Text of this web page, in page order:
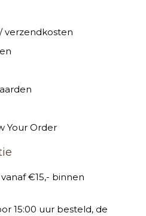
verzendkosten
Your Order
€15,- binnen
15:00 uur besteld, de